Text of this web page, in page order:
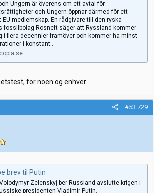
Ungern är överens om ett avtal för
och Ungern öppnar därmed för ett
EU-medlemskap. En rådgivare till den ryska
fossilbolag Rosneft säger att Ryssland kommer
i flera decennier framöver och kommer ha minst
i konstant...
for noen og enhver
#53.729
brev til Putin
Zelenskyj ber Russland avslutte krigen i
presidenten Vladimir Putin.